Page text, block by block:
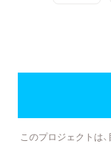
このプロジェクトは